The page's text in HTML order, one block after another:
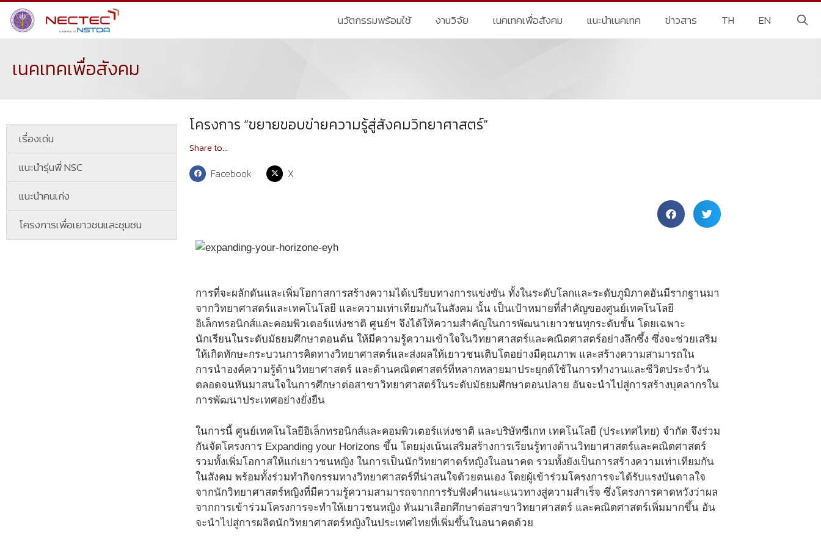
นวัตกรรมพร้อมใช้ งานวิจัย เนคเทคเพื่อสังคม แนะนำเนคเทค ข่าวสาร TH EN
เนคเทคเพื่อสังคม
เรื่องเด่น
แนะนำรุ่นพี่ NSC
แนะนำคนเก่ง
โครงการเพื่อเยาวชนและชุมชน
โครงการ “ขยายขอบข่ายความรู้สู่สังคมวิทยาศาสตร์”
Share to...
Facebook X
การที่จะผลักดันและเพิ่มโอกาสการสร้างความได้เปรียบทางการแข่งขัน ทั้งในระดับโลกและระดับภูมิภาคอันมีรากฐานมา
จากวิทยาศาสตร์และเทคโนโลยี และความเท่าเทียมกันในสังคม นั้น เป็นเป้าหมายที่สำคัญของศูนย์เทคโนโลยี
อิเล็กทรอนิกส์และคอมพิวเตอร์แห่งชาติ ศูนย์ฯ จึงได้ให้ความสำคัญในการพัฒนาเยาวชนทุกระดับชั้น โดยเฉพาะ
นักเรียนในระดับมัธยมศึกษาตอนต้น ให้มีความรู้ความเข้าใจในวิทยาศาสตร์และคณิตศาสตร์อย่างลึกซึ้ง ซึ่งจะช่วยเสริม
ให้เกิดทักษะกระบวนการคิดทางวิทยาศาสตร์และส่งผลให้เยาวชนเติบโตอย่างมีคุณภาพ และสร้างความสามารถใน
การนำองค์ความรู้ด้านวิทยาศาสตร์ และด้านคณิตศาสตร์ที่หลากหลายมาประยุกต์ใช้ในการทำงานและชีวิตประจำวัน
ตลอดจนหันมาสนใจในการศึกษาต่อสาขาวิทยาศาสตร์ในระดับมัธยมศึกษาตอนปลาย อันจะนำไปสู่การสร้างบุคลากรใน
การพัฒนาประเทศอย่างยั่งยืน
ในการนี้ ศูนย์เทคโนโลยีอิเล็กทรอนิกส์และคอมพิวเตอร์แห่งชาติ และบริษัทซีเกท เทคโนโลยี (ประเทศไทย) จำกัด จึงร่วม
กันจัดโครงการ Expanding your Horizons ขึ้น โดยมุ่งเน้นเสริมสร้างการเรียนรู้ทางด้านวิทยาศาสตร์และคณิตศาสตร์
รวมทั้งเพิ่มโอกาสให้แก่เยาวชนหญิง ในการเป็นนักวิทยาศาตร์หญิงในอนาคต รวมทั้งยังเป็นการสร้างความเท่าเทียมกัน
ในสังคม พร้อมทั้งร่วมทำกิจกรรมทางวิทยาศาสตร์ที่น่าสนใจด้วยตนเอง โดยผู้เข้าร่วมโครงการจะได้รับแรงบันดาลใจ
จากนักวิทยาศาสตร์หญิงที่มีความรู้ความสามารถจากการรับฟังคำแนะแนวทางสู่ความสำเร็จ ซึ่งโครงการคาดหวังว่าผล
จากการเข้าร่วมโครงการจะทำให้เยาวชนหญิง หันมาเลือกศึกษาต่อสาขาวิทยาศาสตร์ และคณิตศาสตร์เพิ่มมากขึ้น อัน
จะนำไปสู่การผลิตนักวิทยาศาสตร์หญิงในประเทศไทยที่เพิ่มขึ้นในอนาคตด้วย